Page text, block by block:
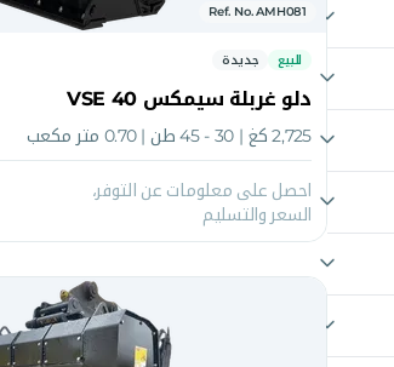
Ref. No. AMH081
للبيع
جديدة
دلو غربلة سيمكس VSE 40
2,725 كغ | 30 - 45 طن | 0.70 متر مكعب
احصل على معلومات عن التوفر،
السعر والتسليم